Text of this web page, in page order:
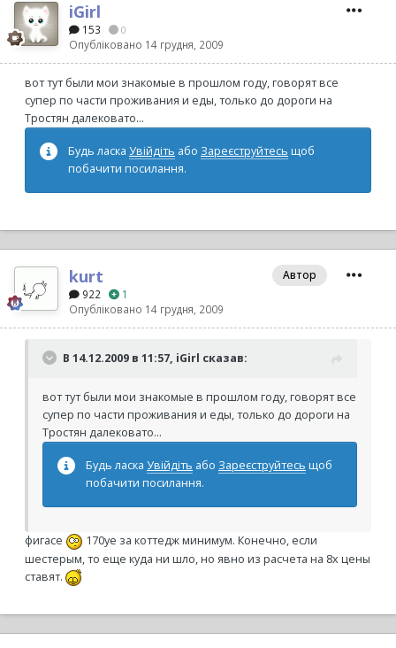
iGirl
153 0
Опубліковано 14 грудня, 2009
вот тут были мои знакомые в прошлом году, говорят все
супер по части проживания и еды, только до дороги на
Тростян далековато...
Будь ласка Увійдіть або Зареєструйтесь щоб
побачити посилання.
kurt
922
1
Опубліковано 14 грудня, 2009
Автор
В 14.12.2009 в 11:57, iGirl сказав:
вот тут были мои знакомые в прошлом году, говорят все
супер по части проживания и еды, только до дороги на
Тростян далековато...
Будь ласка Увійдіть або Зареєструйтесь щоб
побачити посилання.
фигасе
170уе за коттедж минимум. Конечно, если
шестерым, то еще куда ни шло, но явно из расчета на 8х цены
ставят.